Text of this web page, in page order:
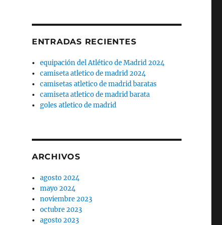
ENTRADAS RECIENTES
equipación del Atlético de Madrid 2024
camiseta atletico de madrid 2024
camisetas atletico de madrid baratas
camiseta atletico de madrid barata
goles atletico de madrid
ARCHIVOS
agosto 2024
mayo 2024
noviembre 2023
octubre 2023
agosto 2023